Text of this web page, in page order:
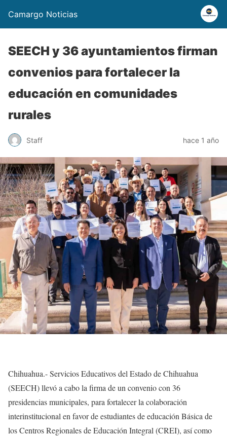
Camargo Noticias
SEECH y 36 ayuntamientos firman
convenios para fortalecer la
educación en comunidades
rurales
Staff hace 1 año
Chihuahua.- Servicios Educativos del Estado de Chihuahua
(SEECH) llevó a cabo la firma de un convenio con 36
presidencias municipales, para fortalecer la colaboración
interinstitucional en favor de estudiantes de educación Básica de
los Centros Regionales de Educación Integral (CREI), así como